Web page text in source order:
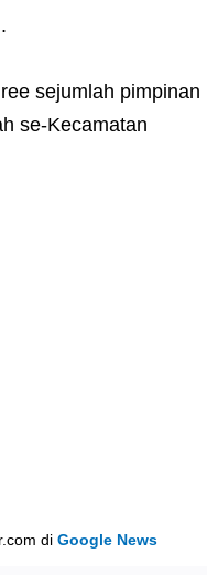
sejumlah pimpinan
se-Kecamatan
diGoogle News